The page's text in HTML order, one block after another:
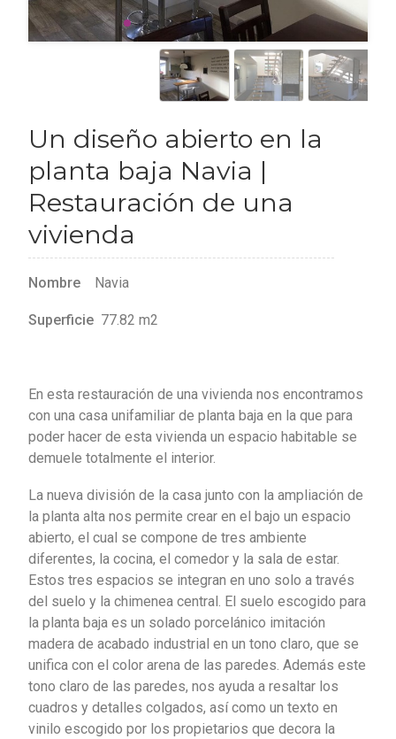
Un diseño abierto en la
planta baja Navia |
Restauración de una
vivienda
Nombre Navia
Superficie 77.82 m2
En esta restauración de una vivienda nos encontramos
con una casa unifamiliar de planta baja en la que para
poder hacer de esta vivienda un espacio habitable se
demuele totalmente el interior.
La nueva división de la casa junto con la ampliación de
la planta alta nos permite crear en el bajo un espacio
abierto, el cual se compone de tres ambiente
diferentes, la cocina, el comedor y la sala de estar.
Estos tres espacios se integran en uno solo a través
del suelo y la chimenea central. El suelo escogido para
la planta baja es un solado porcelánico imitación
madera de acabado industrial en un tono claro, que se
unifica con el color arena de las paredes. Además este
tono claro de las paredes, nos ayuda a resaltar los
cuadros y detalles colgados, así como un texto en
vinilo escogido por los propietarios que decora la